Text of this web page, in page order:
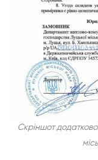
Скріншот